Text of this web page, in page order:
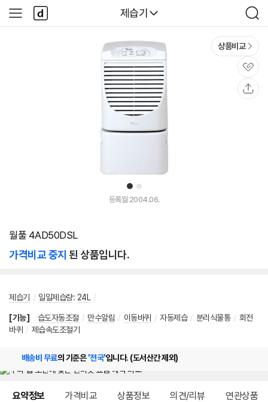
다나와
제습기
검
색
사
이
다
나
와
1 2
상품비교
관
심
등록월 2004.06.
월풀 4AD50DSL
가격비교 중지 된 상품입니다.
제습기 / 일일제습량: 24L /
[기능] 습도자동조절 / 만수알림 / 이동바퀴 / 자동제습 / 분리식물통 / 회전
바퀴 / 제습속도조절기
배송비 무료의 기준은'전국'입니다. (도서산간 제외)
요약정보 가격비교 상품정보 의견/리뷰 연관상품